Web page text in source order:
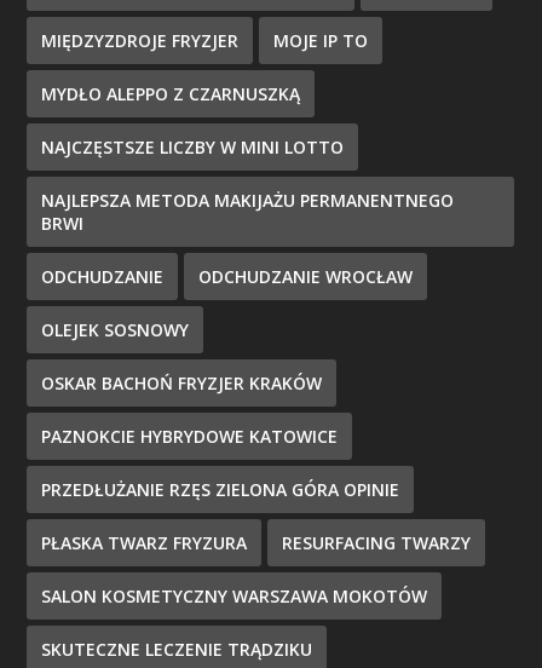
MIĘDZYZDROJE FRYZJER MOJE IP TO
MYDŁO ALEPPO Z CZARNUSZKĄ
NAJCZĘSTSZE LICZBY W MINI LOTTO
NAJLEPSZA METODA MAKIJAŻU PERMANENTNEGO
BRWI
ODCHUDZANIE ODCHUDZANIE WROCŁAW
OLEJEK SOSNOWY
OSKAR BACHOŃ FRYZJER KRAKÓW
PAZNOKCIE HYBRYDOWE KATOWICE
PRZEDŁUŻANIE RZĘS ZIELONA GÓRA OPINIE
PŁASKA TWARZ FRYZURA RESURFACING TWARZY
SALON KOSMETYCZNY WARSZAWA MOKOTÓW
SKUTECZNE LECZENIE TRĄDZIKU